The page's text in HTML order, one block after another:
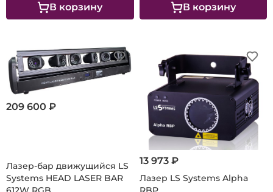
В корзину В корзину
Лазер-бар движущийся LS
Systems HEAD LASER BAR
209 600 ₽
Лазер LS Systems Alpha
13 973 ₽